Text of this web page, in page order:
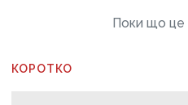
Поки що це
КОРОТКО